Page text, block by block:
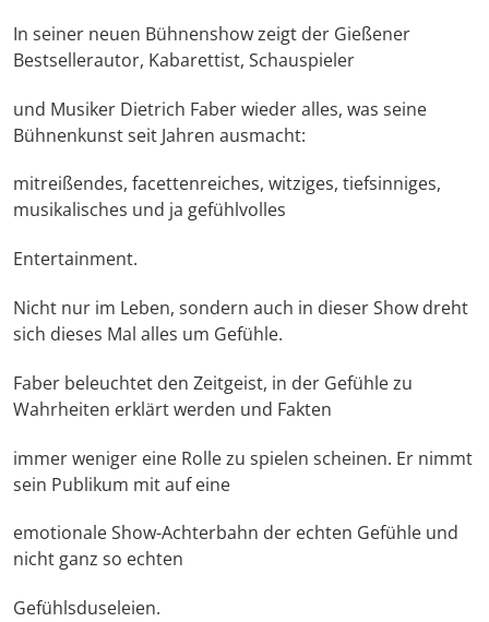
In seiner neuen Bühnenshow zeigt der Gießener
Bestsellerautor, Kabarettist, Schauspieler
und Musiker Dietrich Faber wieder alles, was seine
Bühnenkunst seit Jahren ausmacht:
mitreißendes, facettenreiches, witziges, tiefsinniges,
musikalisches und ja gefühlvolles
Entertainment.
Nicht nur im Leben, sondern auch in dieser Show dreht
sich dieses Mal alles um Gefühle.
Faber beleuchtet den Zeitgeist, in der Gefühle zu
Wahrheiten erklärt werden und Fakten
immer weniger eine Rolle zu spielen scheinen. Er nimmt
sein Publikum mit auf eine
emotionale Show-Achterbahn der echten Gefühle und
nicht ganz so echten
Gefühlsduseleien.